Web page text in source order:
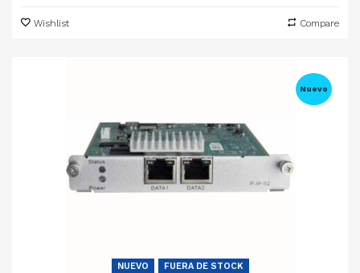
Wishlist Compare
Nuevo
NUEVO FUERA DE STOCK